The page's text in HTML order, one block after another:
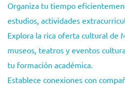
Organiza tu tiempo
estudios, actividades
Explora la rica oferta cultural de
museos, teatros y eventos
tu formación académica.
Establece conexiones con